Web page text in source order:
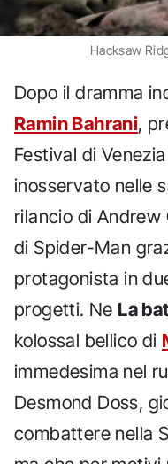
Hacksaw
Dopo il dramma
Ramin Bahrani,
Festival di
inosservato nelle
rilancio di Andrew
di Spider-Man
protagonista in
progetti. Ne La
kolossal bellico di
immedesima nel
Desmond Doss,
combattere nella